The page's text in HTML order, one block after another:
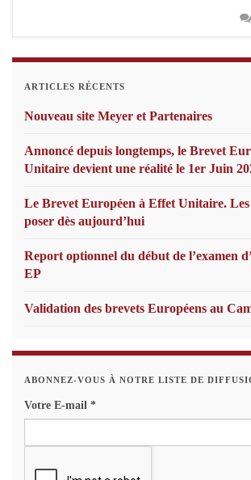
ARTICLES RÉCENTS
Nouveau site Meyer et Partenaires
Annoncé depuis longtemps, le Brevet
Unitaire devient une réalité le 1er Juin
Le Brevet Européen à Effet Unitaire. Les
poser dès aujourd’hui
Report optionnel du début de l’examen
EP
Validation des brevets Européens au
ABONNEZ-VOUS À NOTRE LISTE DE
Votre E-mail *